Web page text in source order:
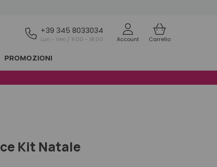
+39 345 8033034
Lun - Ven / 9:00 - 18:00 Account Carrello
PROMOZIONI
Kit Natale